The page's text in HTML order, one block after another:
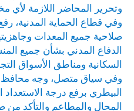
وتحرير المحاضر اللازمة لأي
وفي قطاع الحماية المدنية،
صلاحية جميع المعدات
الدفاع المدني بشأن جميع
السكانية ومناطق الأسواق
وفي سياق متصل، وجه محافظ
البيطري برفع درجة
المحال والمطاعم والتأكد من